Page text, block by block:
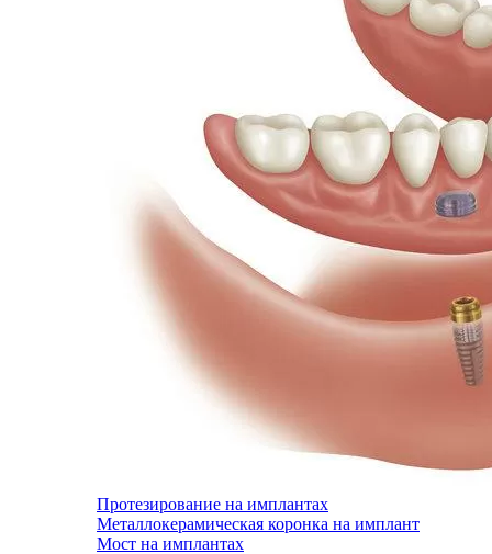
Протезирование на имплантах
Металлокерамическая коронка на имплант
Мост на имплантах